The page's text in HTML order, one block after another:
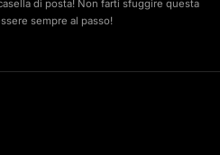
di posta! Non farti sfuggire questa
sempre al passo!